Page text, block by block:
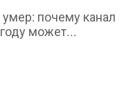
почему канал
может...